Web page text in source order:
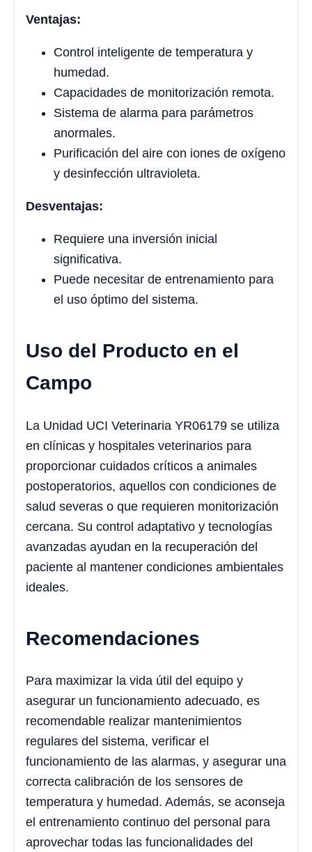
Ventajas:
Control inteligente de temperatura y
humedad.
Capacidades de monitorización remota.
Sistema de alarma para parámetros
anormales.
Purificación del aire con iones de oxígeno
y desinfección ultravioleta.
Desventajas:
Requiere una inversión inicial
significativa.
Puede necesitar de entrenamiento para
el uso óptimo del sistema.
Uso del Producto en el
Campo
La Unidad UCI Veterinaria YR06179 se utiliza
en clínicas y hospitales veterinarios para
proporcionar cuidados críticos a animales
postoperatorios, aquellos con condiciones de
salud severas o que requieren monitorización
cercana. Su control adaptativo y tecnologías
avanzadas ayudan en la recuperación del
paciente al mantener condiciones ambientales
ideales.
Recomendaciones
Para maximizar la vida útil del equipo y
asegurar un funcionamiento adecuado, es
recomendable realizar mantenimientos
regulares del sistema, verificar el
funcionamiento de las alarmas, y asegurar una
correcta calibración de los sensores de
temperatura y humedad. Además, se aconseja
el entrenamiento continuo del personal para
aprovechar todas las funcionalidades del